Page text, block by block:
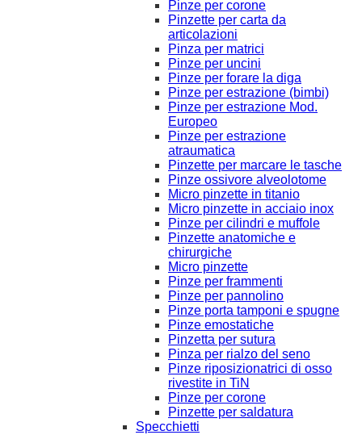
Pinze per corone
Pinzette per carta da
articolazioni
Pinza per matrici
Pinze per uncini
Pinze per forare la diga
Pinze per estrazione (bimbi)
Pinze per estrazione Mod.
Europeo
Pinze per estrazione
atraumatica
Pinzette per marcare le tasche
Pinze ossivore alveolotome
Micro pinzette in titanio
Micro pinzette in acciaio inox
Pinze per cilindri e muffole
Pinzette anatomiche e
chirurgiche
Micro pinzette
Pinze per frammenti
Pinze per pannolino
Pinze porta tamponi e spugne
Pinze emostatiche
Pinzetta per sutura
Pinza per rialzo del seno
Pinze riposizionatrici di osso
rivestite in TiN
Pinze per corone
Pinzette per saldatura
Specchietti